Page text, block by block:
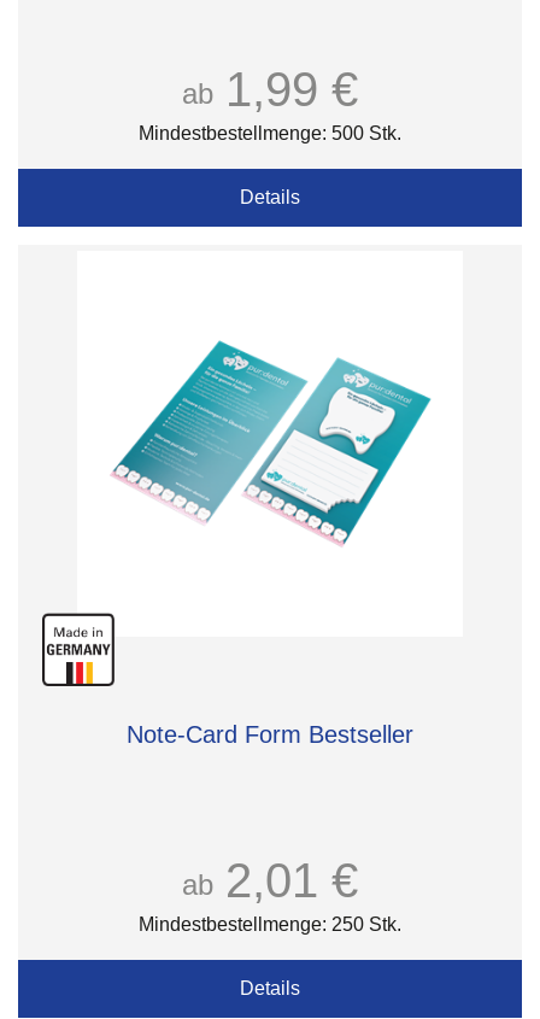
ab 1,99 €
Mindestbestellmenge: 500 Stk.
Details
Note-Card Form Bestseller
ab 2,01 €
Mindestbestellmenge: 250 Stk.
Details